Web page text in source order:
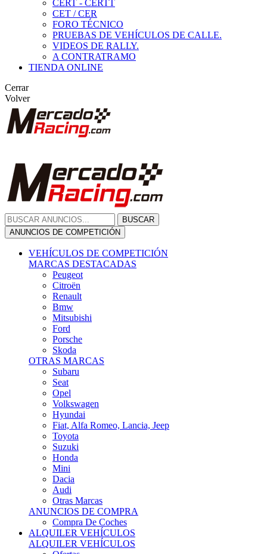
CERT - CERTT
CET / CER
FORO TÉCNICO
PRUEBAS DE VEHÍCULOS DE CALLE.
VIDEOS DE RALLY.
A CONTRATRAMO
TIENDA ONLINE
Cerrar
Volver
BUSCAR
ANUNCIOS DE COMPETICIÓN
VEHÍCULOS DE COMPETICIÓN
MARCAS DESTACADAS
Peugeot
Citroën
Renault
Bmw
Mitsubishi
Ford
Porsche
Skoda
OTRAS MARCAS
Subaru
Seat
Opel
Volkswagen
Hyundai
Fiat, Alfa Romeo, Lancia, Jeep
Toyota
Suzuki
Honda
Mini
Dacia
Audi
Otras Marcas
ANUNCIOS DE COMPRA
Compra De Coches
ALQUILER VEHÍCULOS
ALQUILER VEHÍCULOS
Ofertas
Búsquedas